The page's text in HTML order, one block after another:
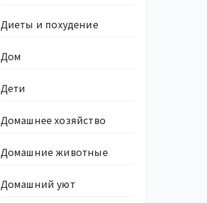
Диеты и похудение
Дом
Дети
Домашнее хозяйство
Домашние животные
Домашний уют